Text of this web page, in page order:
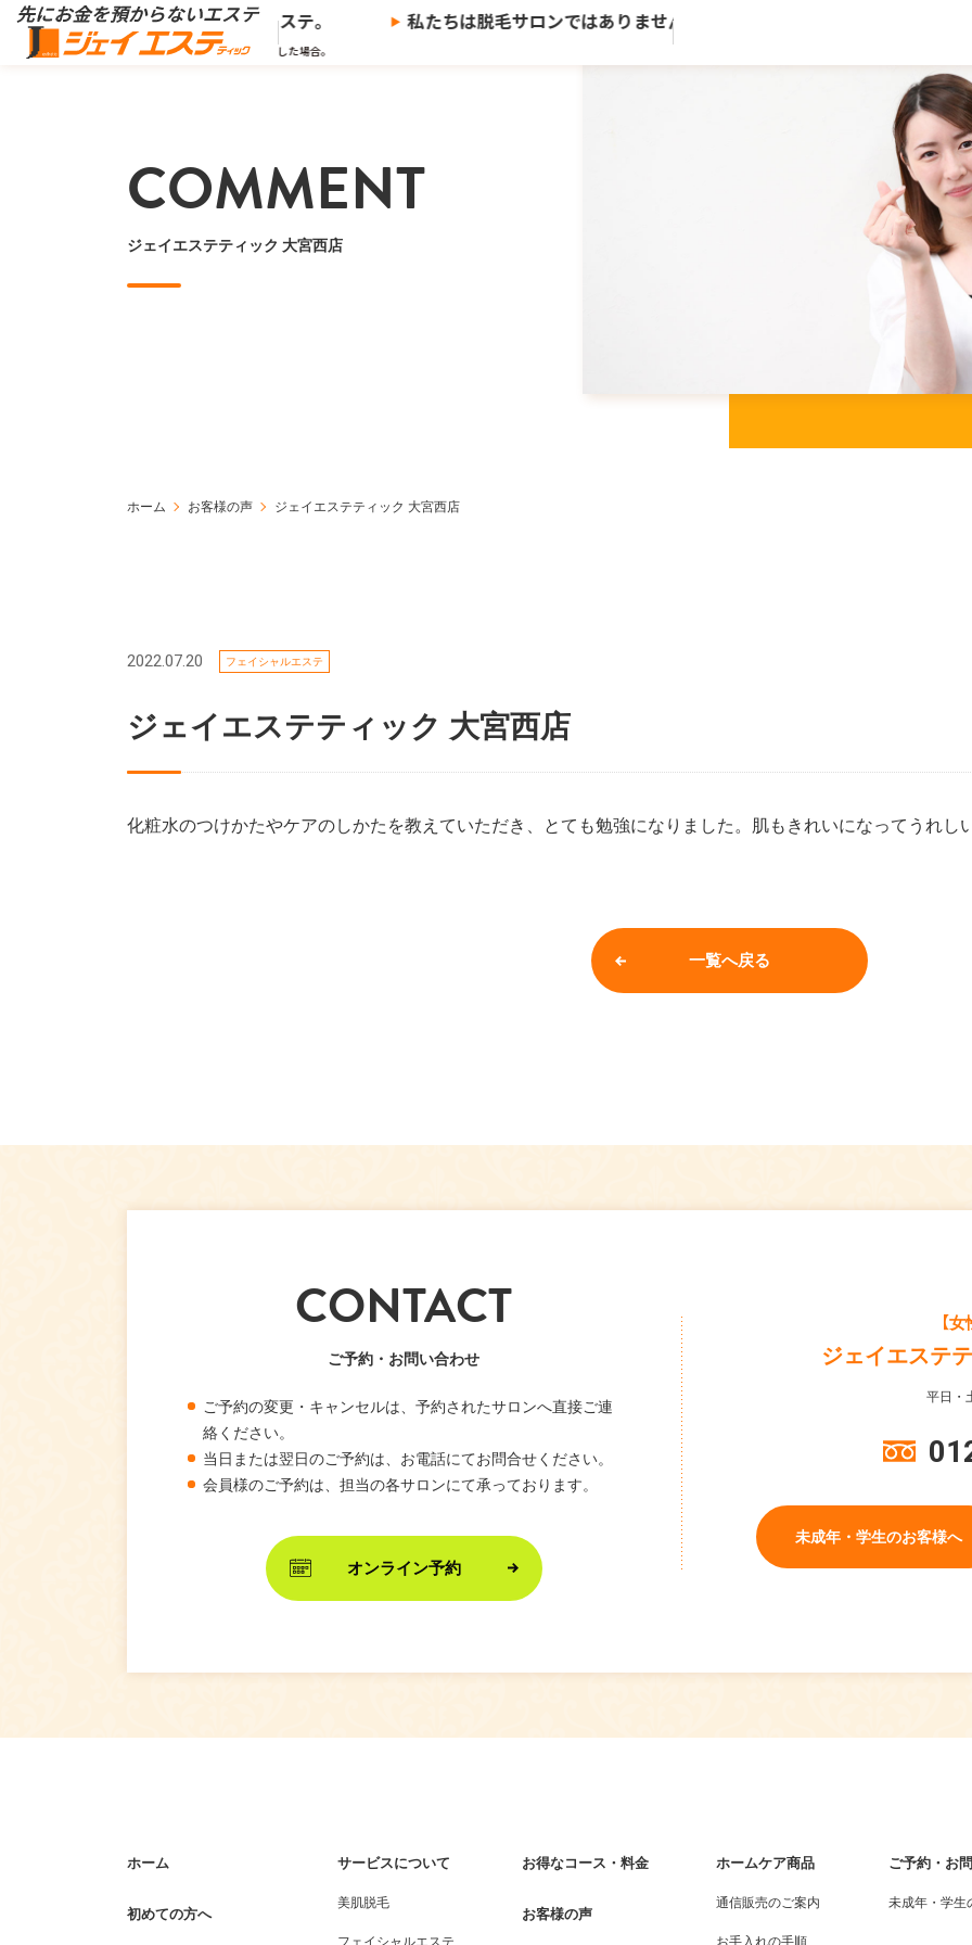
預からないエステ、※ ジェイエステ。
※当社の推奨する支払い方法で決済した場合。
私たちは脱毛サロンではありません。歴史ある老舗トータルビューティー
COMMENT
ジェイエステティック 大宮西店
ホーム お客様の声 ジェイエステティック 大宮西店
2022.07.20 フェイシャルエステ
ジェイエステティック 大宮西店
化粧水のつけかたやケアのしかたを教えていただき、とても勉強になりました。肌もきれいになってうれし
一覧へ戻る
CONTACT
ご予約・お問い合わせ
ご予約の変更・キャンセルは、予約されたサロンへ直接ご連
絡ください。
当日または翌日のご予約は、お電話にてお問合せください。
会員様のご予約は、担当の各サロンにて承っております。
オンライン予約
【
ジェイエステ
平日・
未成年・学生のお客様へ
ホーム
初めての方へ
サービスについて
美肌脱毛
お得なコース・料金
お客様の声
ホームケア商品
通信販売のご案内
ご予約・お
未成年・学生